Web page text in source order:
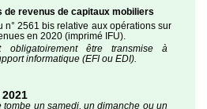
revenus de capitaux mobiliers
n° 2561 bis relative aux opérations sur
en 2020 (imprimé IFU).
obligatoirement être transmise à
informatique (EFI ou EDI).
un samedi, un dimanche ou un